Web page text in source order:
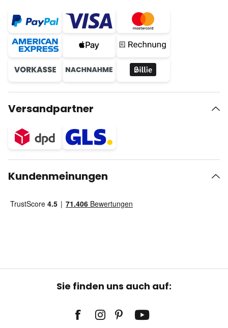
Versandpartner
Kundenmeinungen
Sie finden uns auch auf: